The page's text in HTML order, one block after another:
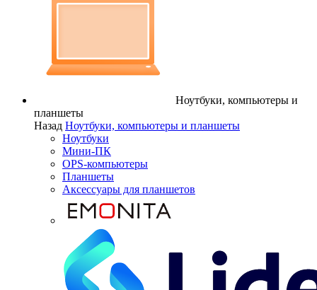
Ноутбуки, компьютеры и
планшеты
Назад Ноутбуки, компьютеры и планшеты
Ноутбуки
Мини-ПК
OPS-компьютеры
Планшеты
Аксессуары для планшетов